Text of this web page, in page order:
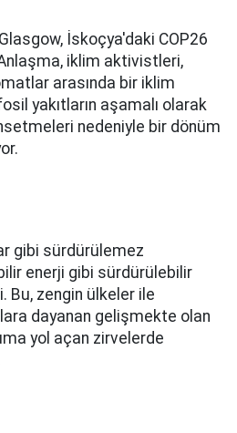
İskoçya'daki COP26
iklim aktivistleri,
arasında bir iklim
yakıtların aşamalı olarak
nedeniyle bir dönüm
gibi sürdürülemez
enerji gibi sürdürülebilir
Bu, zengin ülkeler ile
dayanan gelişmekte olan
yol açan zirvelerde